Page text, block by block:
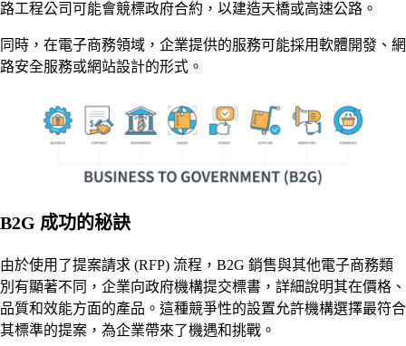
路工程公司可能會競標政府合約，以建造天橋或高速公路。
同時，在電子商務領域，企業提供的服務可能採用軟體開發、網
路安全服務或網站設計的形式。
B2G 成功的秘訣
由於使用了提案請求 (RFP) 流程，B2G 銷售與其他電子商務類
別有顯著不同，企業向政府機構提交標書，詳細說明其在價格、
品質和效能方面的產品。這種競爭性的設置允許機構選擇最符合
其標準的提案，為企業帶來了機遇和挑戰。